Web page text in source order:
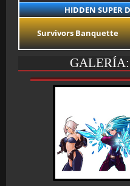
HIDDEN SUPER
Survivors Banquette